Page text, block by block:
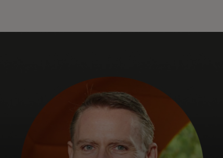
Za inovatore
Novosti i trendovi